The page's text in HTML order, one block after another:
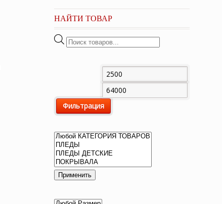
НАЙТИ ТОВАР
Поиск
Минимальная
цена
Фильтрация
Применить